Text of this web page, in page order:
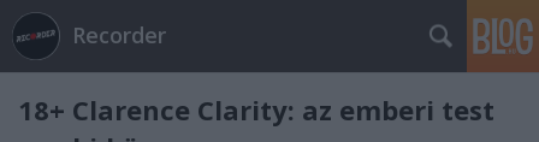
Recorder
18+ Clarence Clarity: az emberi test